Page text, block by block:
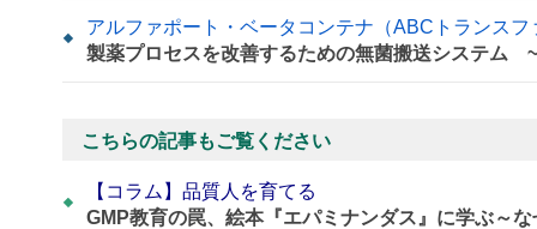
アルファポート・ベータコンテナ（ABCトランスフ
製薬プロセスを改善するための無菌搬送システム
こちらの記事もご覧ください
【コラム】品質人を育てる
GMP教育の罠、絵本『エパミナンダス』に学ぶ～